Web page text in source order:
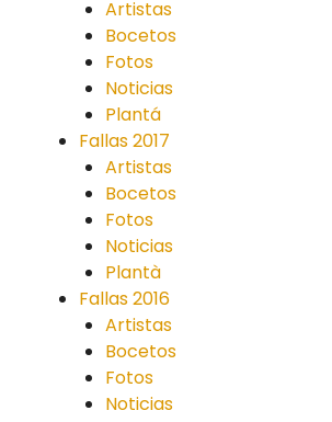
Artistas
Bocetos
Fotos
Noticias
Plantá
Fallas 2017
Artistas
Bocetos
Fotos
Noticias
Plantà
Fallas 2016
Artistas
Bocetos
Fotos
Noticias